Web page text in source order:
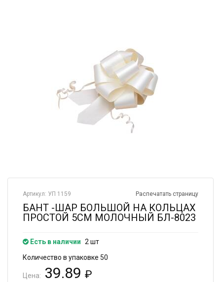
Распечатать страницу
Артикул: УП 1159
БАНТ -ШАР БОЛЬШОЙ НА КОЛЬЦАХ
ПРОСТОЙ 5СМ МОЛОЧНЫЙ БЛ-8023
Есть в наличии 2 шт
Количество в упаковке 50
Цена: 39.89 ₽